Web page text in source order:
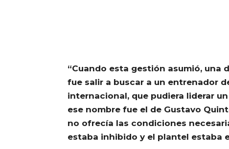
“Cuando esta gestión asumió, una
fue salir a buscar a un entrenador
internacional, que pudiera liderar
ese nombre fue el de Gustavo
no ofrecía las condiciones
estaba inhibido y el plantel estaba